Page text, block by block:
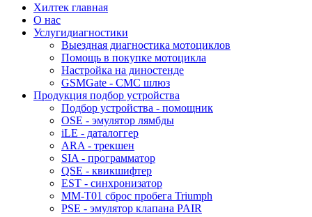
Хилтек главная
О нас
Услугидиагностики
Выездная диагностика мотоциклов
Помощь в покупке мотоцикла
Настройка на диностенде
GSMGate - СМС шлюз
Продукция подбор устройства
Подбор устройства - помощник
OSE - эмулятор лямбды
iLE - даталоггер
ARA - трекшен
SIA - программатор
QSE - квикшифтер
EST - синхронизатор
MM-T01 сброс пробега Triumph
PSE - эмулятор клапана PAIR